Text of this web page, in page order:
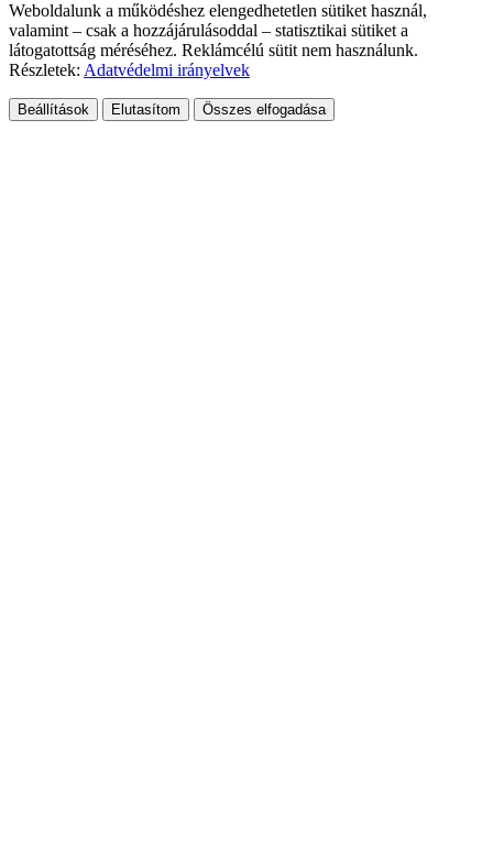
Weboldalunk a működéshez elengedhetetlen sütiket használ,
valamint – csak a hozzájárulásoddal – statisztikai sütiket a
látogatottság méréséhez. Reklámcélú sütit nem használunk.
Részletek: Adatvédelmi irányelvek
Beállítások Elutasítom Összes elfogadása